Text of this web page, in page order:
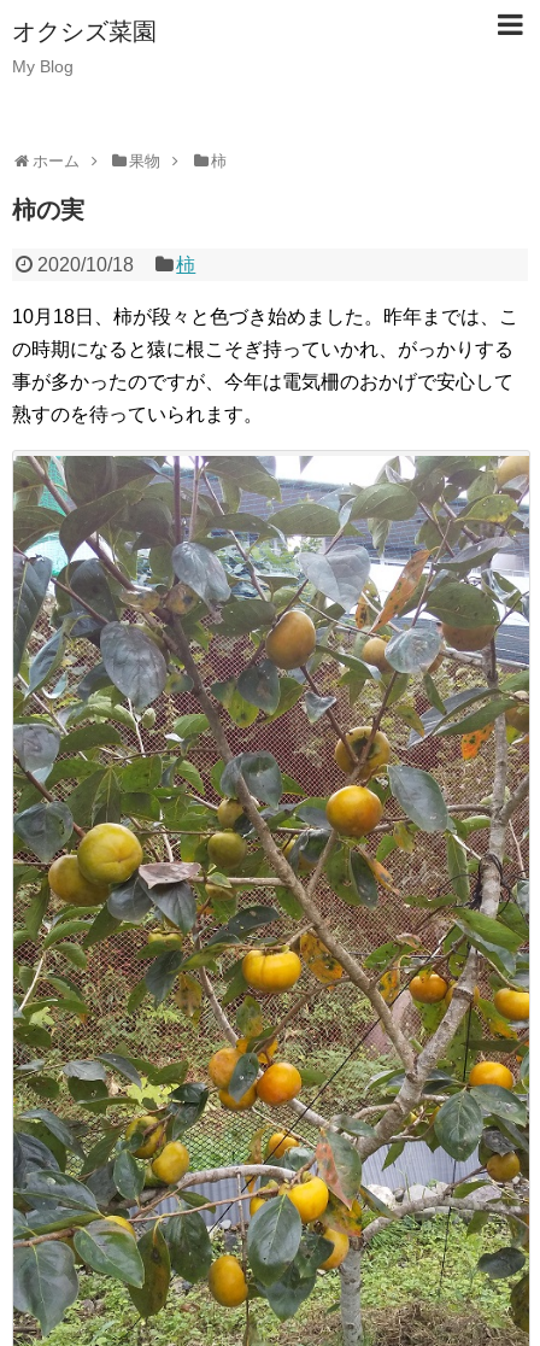
オクシズ菜園
My Blog
ホーム 果物 柿
柿の実
2020/10/18 柿
10月18日、柿が段々と色づき始めました。昨年までは、こ
の時期になると猿に根こそぎ持っていかれ、がっかりする
事が多かったのですが、今年は電気柵のおかげで安心して
熟すのを待っていられます。